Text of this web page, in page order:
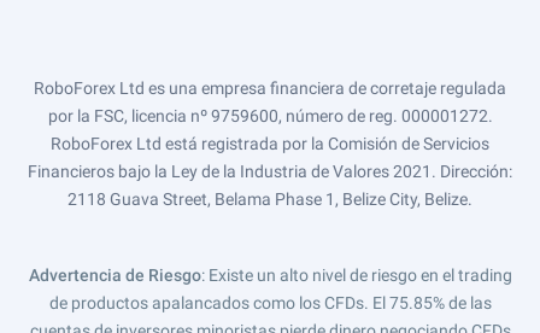
RoboForex Ltd es una empresa financiera de corretaje regulada
por la FSC, licencia nº 9759600, número de reg. 000001272.
RoboForex Ltd está registrada por la Comisión de Servicios
Financieros bajo la Ley de la Industria de Valores 2021. Dirección:
2118 Guava Street, Belama Phase 1, Belize City, Belize.
Advertencia de Riesgo: Existe un alto nivel de riesgo en el trading
de productos apalancados como los CFDs. El 75.85% de las